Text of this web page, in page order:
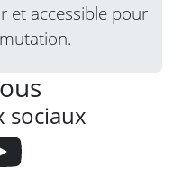
et accessible pour
sociaux